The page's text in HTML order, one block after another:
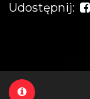
Udostępnij: